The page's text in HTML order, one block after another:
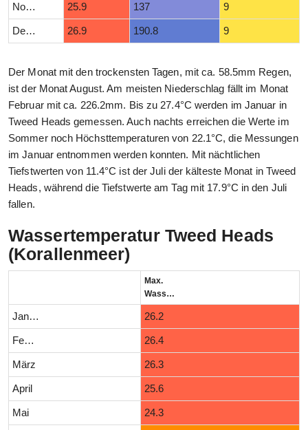
November 25.9 137 9
Dezember 26.9 190.8 9
Der Monat mit den trockensten Tagen, mit ca. 58.5mm Regen,
ist der Monat August. Am meisten Niederschlag fällt im Monat
Februar mit ca. 226.2mm. Bis zu 27.4°C werden im Januar in
Tweed Heads gemessen. Auch nachts erreichen die Werte im
Sommer noch Höchsttemperaturen von 22.1°C, die Messungen
im Januar entnommen werden konnten. Mit nächtlichen
Tiefstwerten von 11.4°C ist der Juli der kälteste Monat in Tweed
Heads, während die Tiefstwerte am Tag mit 17.9°C in den Juli
fallen.
Wassertemperatur Tweed Heads
(Korallenmeer)
Max.
Wassertemperatur (°C)
Januar 26.2
Februar 26.4
März 26.3
April 25.6
Mai 24.3